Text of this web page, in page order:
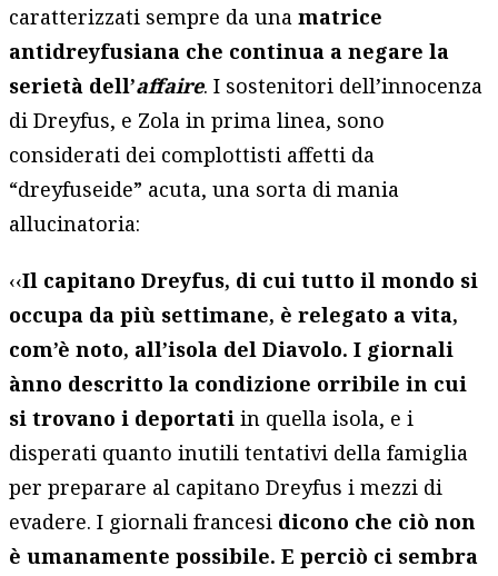
caratterizzati sempre da unamatrice
antidreyfusiana che continua a negare la
serietà dell’affaire. I sostenitori dell’innocenza
di Dreyfus, e Zola in prima linea, sono
considerati dei complottisti affetti da
“dreyfuseide” acuta, una sorta di mania
allucinatoria:
‹‹Il capitano Dreyfus, di cui tutto il mondo si
occupa da più settimane, è relegato a vita,
com’è noto, all’isola del Diavolo. I giornali
ànno descritto la condizione orribile in cui
si trovano i deportati in quella isola, e i
disperati quanto inutili tentativi della famiglia
per preparare al capitano Dreyfus i mezzi di
evadere. I giornali francesi dicono che ciò non
è umanamente possibile. E perciò ci sembra